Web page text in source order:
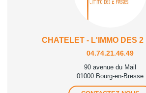
CHATELET - L'IMMO DES 2
04.74.21.46.49
90 avenue du Mail
01000 Bourg-en-Bresse